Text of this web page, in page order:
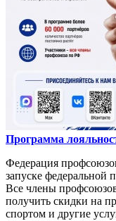
Программа
Федерация
запуске
Все члены
получить скидки на
спортом и другие